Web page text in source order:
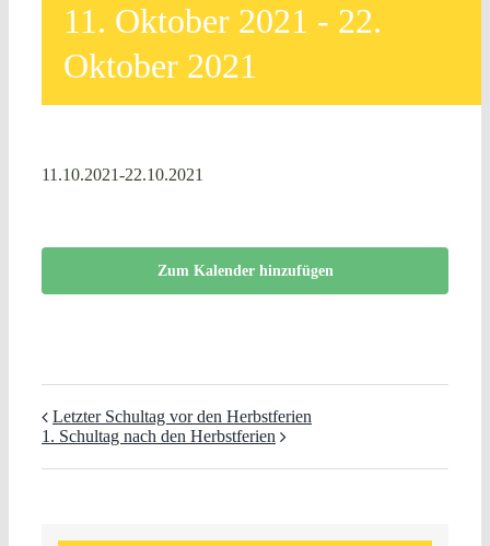
11. Oktober 2021 - 22.
Oktober 2021
11.10.2021-22.10.2021
Zum Kalender hinzufügen
Letzter Schultag vor den Herbstferien
1. Schultag nach den Herbstferien